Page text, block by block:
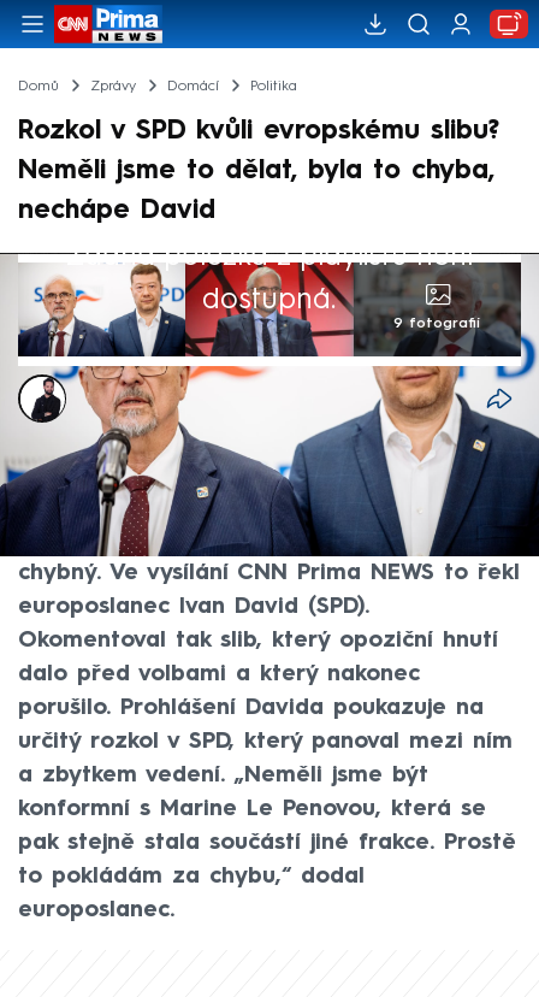
Domů Zprávy Domácí Politika
Rozkol v SPD kvůli evropskému slibu?
Neměli jsme to dělat, byla to chyba,
nechápe David
Žádná položka z playlistu není
dostupná.
9 fotografií
Marek Veselý
22. čvc 2024, 08:15
Náš slib, že ani v budoucnu nebudeme
zasedat ve společné unijní frakci se
zástupci německé AfD, pokládám za
chybný. Ve vysílání CNN Prima NEWS to řekl
europoslanec Ivan David (SPD).
Okomentoval tak slib, který opoziční hnutí
dalo před volbami a který nakonec
porušilo. Prohlášení Davida poukazuje na
určitý rozkol v SPD, který panoval mezi ním
a zbytkem vedení. „Neměli jsme být
konformní s Marine Le Penovou, která se
pak stejně stala součástí jiné frakce. Prostě
to pokládám za chybu,“ dodal
europoslanec.